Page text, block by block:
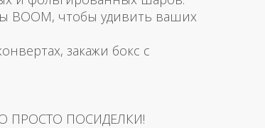
BOOM, чтобы удивить ваших
закажи бокс с
ПРОСТО ПОСИДЕЛКИ!